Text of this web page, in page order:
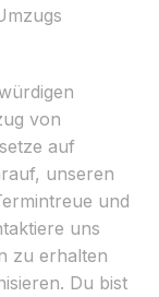
von
auf
unseren
und
uns
zu erhalten
Du bist